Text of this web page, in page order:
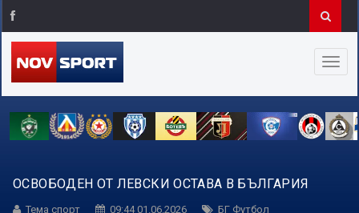
ОСВОБОДЕН ОТ ЛЕВСКИ ОСТАВА В БЪЛГАРИЯ
Тема спорт 09:44 01.06.2026 БГ Футбол